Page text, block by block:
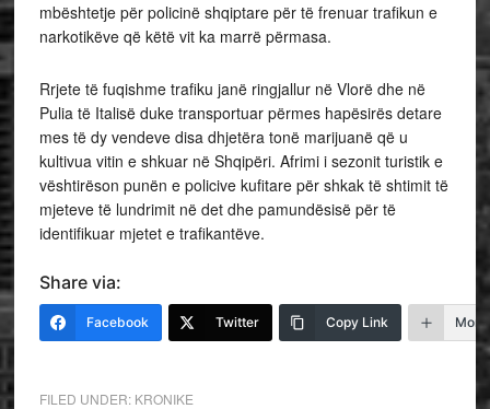
mbështetje për policinë shqiptare për të frenuar trafikun e
narkotikëve që këtë vit ka marrë përmasa.
Rrjete të fuqishme trafiku janë ringjallur në Vlorë dhe në
Pulia të Italisë duke transportuar përmes hapësirës detare
mes të dy vendeve disa dhjetëra tonë marijuanë që u
kultivua vitin e shkuar në Shqipëri. Afrimi i sezonit turistik e
vështirëson punën e policive kufitare për shkak të shtimit të
mjeteve të lundrimit në det dhe pamundësisë për të
identifikuar mjetet e trafikantëve.
Share via:
Facebook Twitter Copy Link More
FILED UNDER: KRONIKE